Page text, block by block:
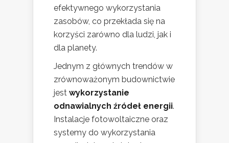
efektywnego wykorzystania
zasobów, co przekłada się na
korzyści zarówno dla ludzi, jak i
dla planety.
Jednym z głównych trendów w
zrównoważonym budownictwie
jest wykorzystanie
odnawialnych źródeł energii.
Instalacje fotowoltaiczne oraz
systemy do wykorzystania